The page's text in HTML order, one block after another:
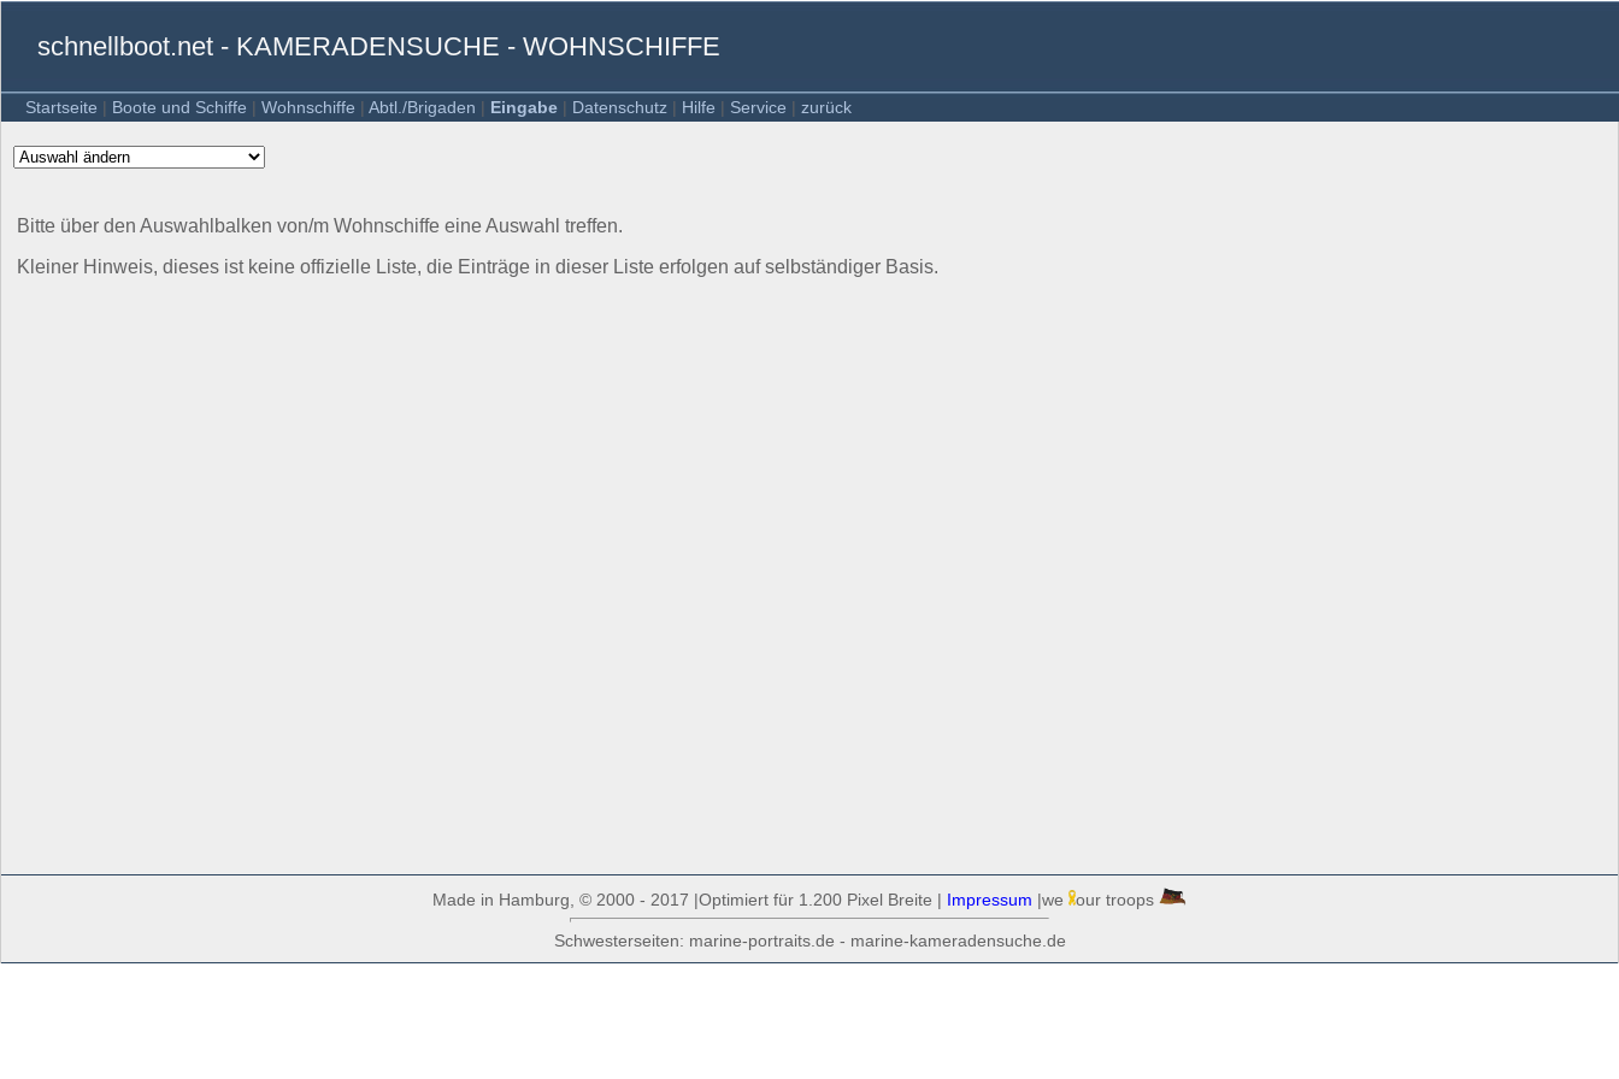
schnellboot.net - KAMERADENSUCHE - WOHNSCHIFFE
Startseite | Boote und Schiffe | Wohnschiffe | Abtl./Brigaden | Eingabe | Datenschutz | Hilfe | Service | zurück
Bitte über den Auswahlbalken von/m Wohnschiffe eine Auswahl treffen.
Kleiner Hinweis, dieses ist keine offizielle Liste, die Einträge in dieser Liste erfolgen auf selbständiger Basis.
Made in Hamburg, © 2000 - 2017 |Optimiert für 1.200 Pixel Breite | Impressum |we our troops
Schwesterseiten: marine-portraits.de - marine-kameradensuche.de